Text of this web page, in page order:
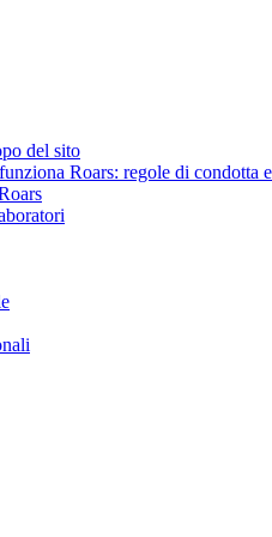
del sito
Roars: regole di condotta